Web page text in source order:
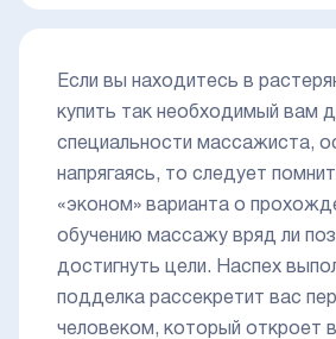
Если вы находитесь в
купить так необходимый вам
специальности массажиста,
напрягаясь, то следует
«эконом» варианта о
обучению массажу вряд ли
достигнуть цели. Наспех
подделка рассекретит вас
человеком, который откроет